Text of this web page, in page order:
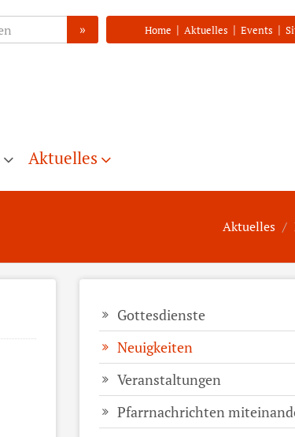
Home | Aktuelles | Events |
»
Aktuelles
Aktuelles
Gottesdienste
Neuigkeiten
Veranstaltungen
Pfarrnachrichten